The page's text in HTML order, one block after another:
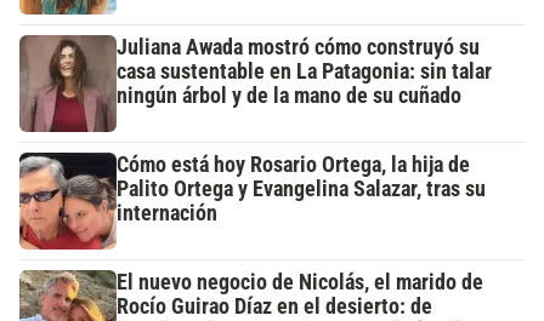
Juliana Awada mostró cómo construyó su
casa sustentable en La Patagonia: sin talar
ningún árbol y de la mano de su cuñado
Cómo está hoy Rosario Ortega, la hija de
Palito Ortega y Evangelina Salazar, tras su
internación
El nuevo negocio de Nicolás, el marido de
Rocío Guirao Díaz en el desierto: de